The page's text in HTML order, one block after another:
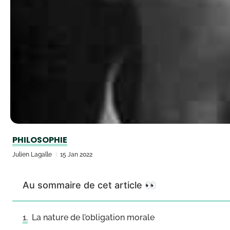
PHILOSOPHIE
Julien Lagalle 15 Jan 2022
Au sommaire de cet article 👀
La nature de l’obligation morale